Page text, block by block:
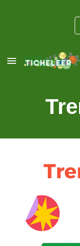
Skip to main content